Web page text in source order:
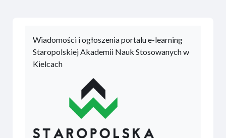
Wiadomości i ogłoszenia portalu e-learning
Staropolskiej Akademii Nauk Stosowanych w
Kielcach